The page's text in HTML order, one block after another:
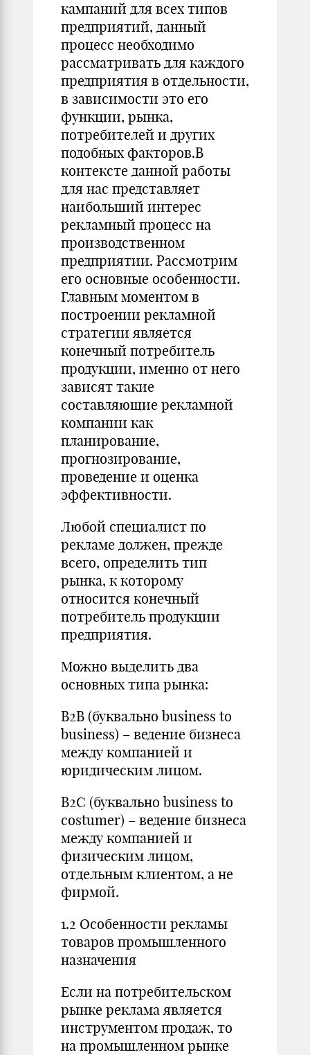
кампаний для всех типов
предприятий, данный
процесс необходимо
рассматривать для каждого
предприятия в отдельности,
в зависимости это его
функции, рынка,
потребителей и других
подобных факторов.В
контексте данной работы
для нас представляет
наибольший интерес
рекламный процесс на
производственном
предприятии. Рассмотрим
его основные особенности.
Главным моментом в
построении рекламной
стратегии является
конечный потребитель
продукции, именно от него
зависят такие
составляющие рекламной
компании как
планирование,
прогнозирование,
проведение и оценка
эффективности.
Любой специалист по
рекламе должен, прежде
всего, определить тип
рынка, к которому
относится конечный
потребитель продукции
предприятия.
Можно выделить два
основных типа рынка:
B2B (буквально business to
business) – ведение бизнеса
между компанией и
юридическим лицом.
B2C (буквально business to
costumer) – ведение бизнеса
между компанией и
физическим лицом,
отдельным клиентом, а не
фирмой.
1.2 Особенности рекламы
товаров промышленного
назначения
Если на потребительском
рынке реклама является
инструментом продаж, то
на промышленном рынке